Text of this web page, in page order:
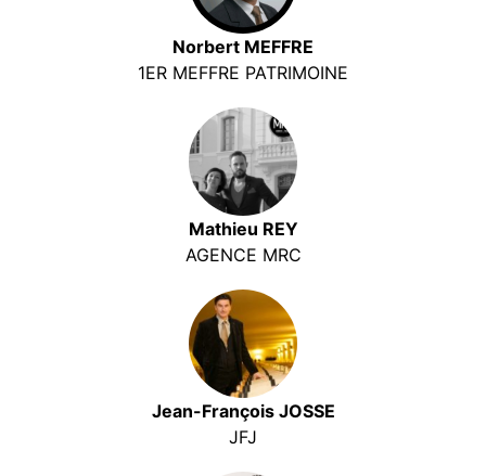
Norbert MEFFRE
1ER MEFFRE PATRIMOINE
Mathieu REY
AGENCE MRC
Jean-François JOSSE
JFJ